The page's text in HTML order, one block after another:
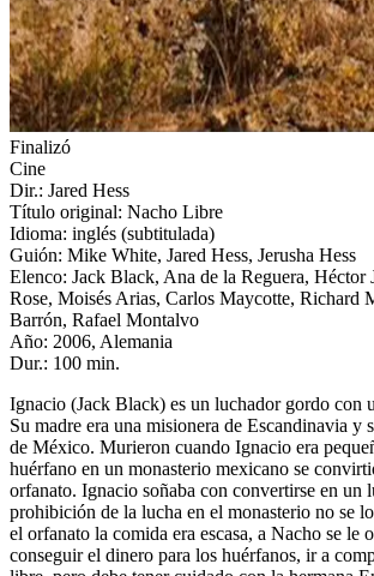
Finalizó
Cine
Dir.: Jared Hess
Título original: Nacho Libre
Idioma: inglés (subtitulada)
Guión: Mike White, Jared Hess, Jerusha Hess
Elenco: Jack Black, Ana de la Reguera, Héctor
Rose, Moisés Arias, Carlos Maycotte, Richard
Barrón, Rafael Montalvo
Año: 2006, Alemania
Dur.: 100 min.
Ignacio (Jack Black) es un luchador gordo con
Su madre era una misionera de Escandinavia y
de México. Murieron cuando Ignacio era
huérfano en un monasterio mexicano se
orfanato. Ignacio soñaba con convertirse en un
prohibición de la lucha en el monasterio no se
el orfanato la comida era escasa, a Nacho se le
conseguir el dinero para los huérfanos, ir a